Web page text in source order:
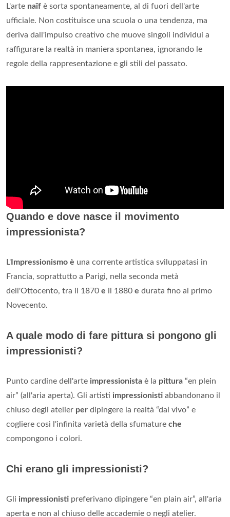
L'arte naïf è sorta spontaneamente, al di fuori dell'arte
ufficiale. Non costituisce una scuola o una tendenza, ma
deriva dall'impulso creativo che muove singoli individui a
raffigurare la realtà in maniera spontanea, ignorando le
regole della rappresentazione e gli stili del passato.
Quando e dove nasce il movimento
impressionista?
L' Impressionismo è una corrente artistica sviluppatasi in
Francia, soprattutto a Parigi, nella seconda metà
dell'Ottocento, tra il 1870 e il 1880 e durata fino al primo
Novecento.
A quale modo di fare pittura si pongono gli
impressionisti?
Punto cardine dell'arte impressionista è la pittura “en plein
air” (all'aria aperta). Gli artisti impressionisti abbandonano il
chiuso degli atelier per dipingere la realtà “dal vivo” e
cogliere così l'infinita varietà della sfumature che
compongono i colori.
Chi erano gli impressionisti?
Gli impressionisti preferivano dipingere “en plain air”, all'aria
aperta e non al chiuso delle accademie o negli atelier.